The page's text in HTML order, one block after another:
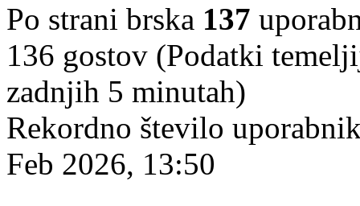
Po strani brska 137
136 gostov (Podatki
zadnjih 5 minutah)
Rekordno število
Feb 2026, 13:50